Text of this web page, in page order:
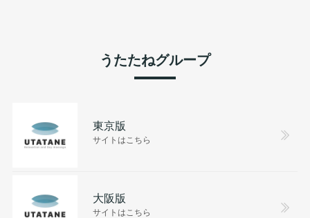
うたたねグループ
東京版
サイトはこちら
大阪版
サイトはこちら